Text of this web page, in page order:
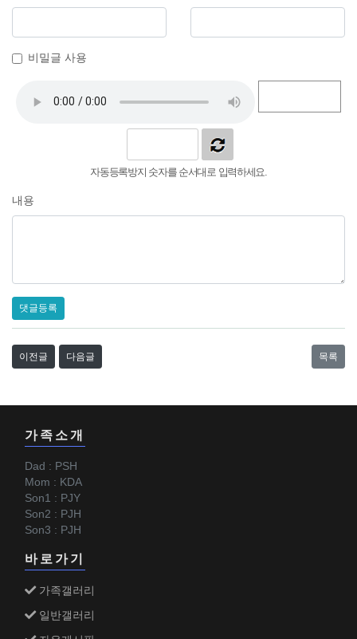
비밀글 사용
자동등록방지 숫자를 순서대로 입력하세요.
내용
댓글등록
이전글 다음글 목록
가족소개
Dad : PSH
Mom : KDA
Son1 : PJY
Son2 : PJH
Son3 : PJH
바로가기
가족갤러리
일반갤러리